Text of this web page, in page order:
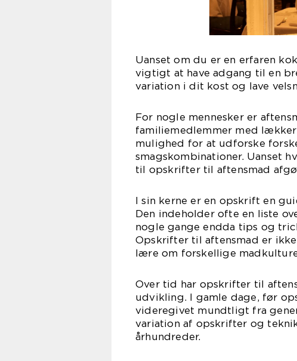
Uanset om du er en erfaren
vigtigt at have adgang til en
variation i dit kost og lave
For nogle mennesker er
familiemedlemmer med
mulighed for at udforske
smagskombinationer. Uanset
til opskrifter til aftensmad
I sin kerne er en opskrift en
Den indeholder ofte en liste
nogle gange endda tips og
Opskrifter til aftensmad er
lære om forskellige
Over tid har opskrifter til
udvikling. I gamle dage, før
videregivet mundtligt fra
variation af opskrifter og
århundreder.